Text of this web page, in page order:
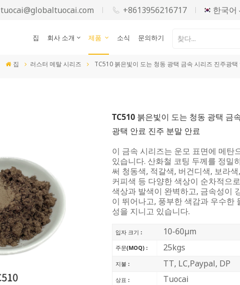
tuocai@globaltuocai.com +8613956216717 한국어
집 회사 소개 제품 소식 문의하기
집 러스터 메탈 시리즈 TC510 붉은빛이 도는 청동 광택 금속 시리즈 진주광택
TC510 붉은빛이 도는 청동 광택 금
광택 안료 진주 분말 안료
이 금속 시리즈는 운모 표면에 메탄
있습니다. 산화철 코팅 두께를 정밀
써 청동색, 적갈색, 버건디색, 보라
커피색 등 다양한 색상이 순차적으
색상과 발색이 완벽하고, 금속성이
이 뛰어나고, 풍부한 색감과 우수한
성을 지니고 있습니다.
입자 크기 : 10-60μm
주문(MOQ) : 25kgs
지불 : TT, LC,Paypal, DP
상표 : Tuocai